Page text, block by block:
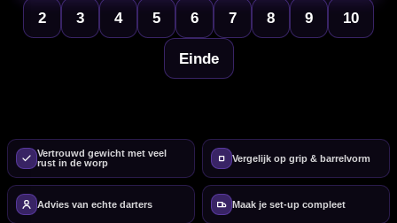
2 3 4 5 6 7 8 9 10
Einde
Vertrouwd gewicht met veel
rust in de worp
Vergelijk op grip & barrelvorm
Advies van echte darters Maak je set-up compleet